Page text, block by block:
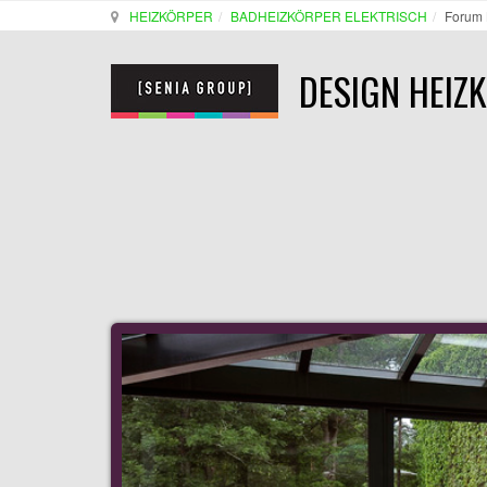
HEIZKÖRPER BADHEIZKÖRPER ELEKTRISCH
DESIGN